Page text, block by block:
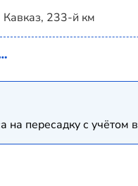
233-й км
на пересадку с